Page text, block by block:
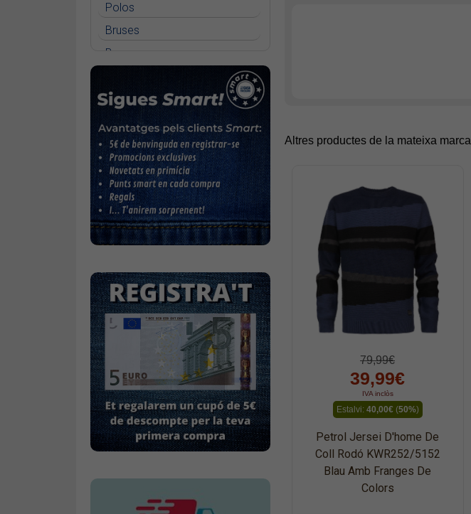
Polos
Bruses
Bosses
Faldilles
Jaquetes
Accessoris
Cinturons
Bufandes i mocadors
Calçat
Gavardina estiu home
Mitjons
Pana dona
Roba interior
Altres productes de la mateixa marca
79,99€
39,99€
IVA inclòs
Estalvi: 40,00€(50%)
Petrol Jersei D'home De
Coll Rodó KWR252/5152
Blau Amb Franges De
Colors